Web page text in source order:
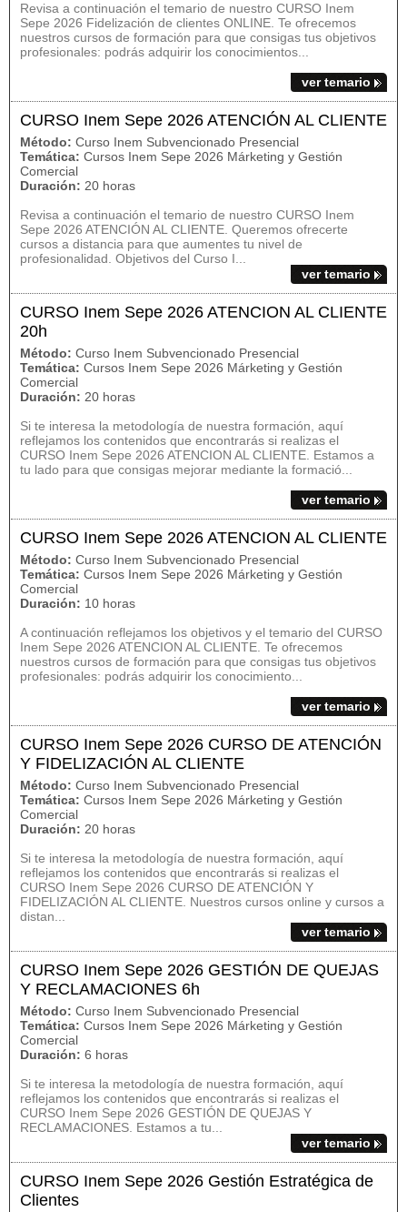
Revisa a continuación el temario de nuestro CURSO Inem
Sepe 2026 Fidelización de clientes ONLINE. Te ofrecemos
nuestros cursos de formación para que consigas tus objetivos
profesionales: podrás adquirir los conocimientos...
ver temario
CURSO Inem Sepe 2026 ATENCIÓN AL CLIENTE
Método: Curso Inem Subvencionado Presencial
Temática: Cursos Inem Sepe 2026 Márketing y Gestión
Comercial
Duración: 20 horas
Revisa a continuación el temario de nuestro CURSO Inem
Sepe 2026 ATENCIÓN AL CLIENTE. Queremos ofrecerte
cursos a distancia para que aumentes tu nivel de
profesionalidad. Objetivos del Curso I...
ver temario
CURSO Inem Sepe 2026 ATENCION AL CLIENTE
20h
Método: Curso Inem Subvencionado Presencial
Temática: Cursos Inem Sepe 2026 Márketing y Gestión
Comercial
Duración: 20 horas
Si te interesa la metodología de nuestra formación, aquí
reflejamos los contenidos que encontrarás si realizas el
CURSO Inem Sepe 2026 ATENCION AL CLIENTE. Estamos a
tu lado para que consigas mejorar mediante la formació...
ver temario
CURSO Inem Sepe 2026 ATENCION AL CLIENTE
Método: Curso Inem Subvencionado Presencial
Temática: Cursos Inem Sepe 2026 Márketing y Gestión
Comercial
Duración: 10 horas
A continuación reflejamos los objetivos y el temario del CURSO
Inem Sepe 2026 ATENCION AL CLIENTE. Te ofrecemos
nuestros cursos de formación para que consigas tus objetivos
profesionales: podrás adquirir los conocimiento...
ver temario
CURSO Inem Sepe 2026 CURSO DE ATENCIÓN
Y FIDELIZACIÓN AL CLIENTE
Método: Curso Inem Subvencionado Presencial
Temática: Cursos Inem Sepe 2026 Márketing y Gestión
Comercial
Duración: 20 horas
Si te interesa la metodología de nuestra formación, aquí
reflejamos los contenidos que encontrarás si realizas el
CURSO Inem Sepe 2026 CURSO DE ATENCIÓN Y
FIDELIZACIÓN AL CLIENTE. Nuestros cursos online y cursos a
distan...
ver temario
CURSO Inem Sepe 2026 GESTIÓN DE QUEJAS
Y RECLAMACIONES 6h
Método: Curso Inem Subvencionado Presencial
Temática: Cursos Inem Sepe 2026 Márketing y Gestión
Comercial
Duración: 6 horas
Si te interesa la metodología de nuestra formación, aquí
reflejamos los contenidos que encontrarás si realizas el
CURSO Inem Sepe 2026 GESTIÓN DE QUEJAS Y
RECLAMACIONES. Estamos a tu...
ver temario
CURSO Inem Sepe 2026 Gestión Estratégica de
Clientes